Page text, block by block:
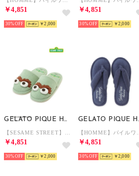
￥4,851
30% ￥2,000
￥4,851
30% ￥2,000
GELATO PIQUE HOMME
￥4,851
30% ￥2,000
￥4,851
30% ￥2,000